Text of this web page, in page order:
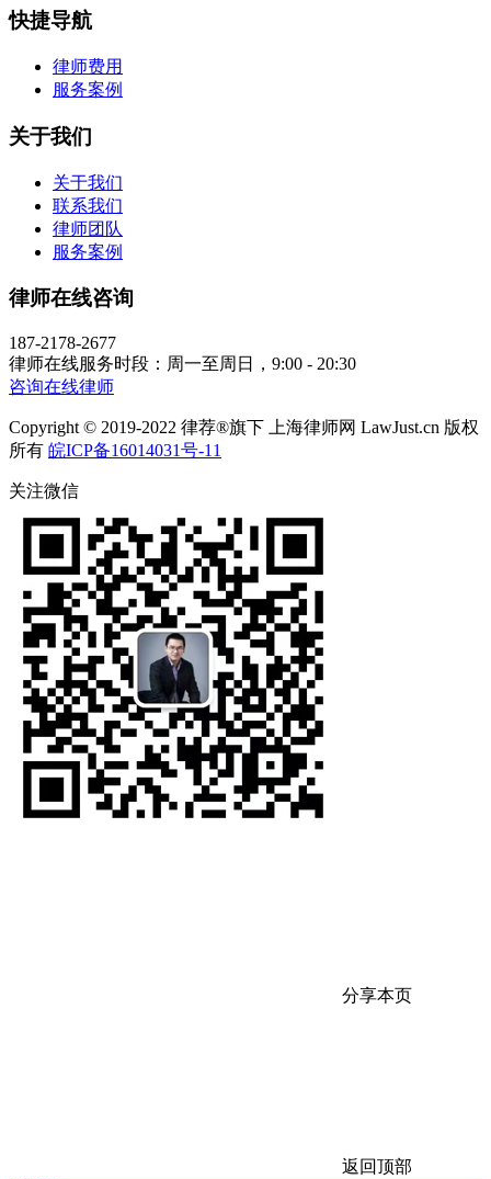
快捷导航
律师费用
服务案例
关于我们
关于我们
联系我们
律师团队
服务案例
律师在线咨询
187-2178-2677
律师在线服务时段：周一至周日，9:00 - 20:30
咨询在线律师
Copyright © 2019-2022 律荐®旗下 上海律师网 LawJust.cn 版权
所有 皖ICP备16014031号-11
关注微信
分享本页
返回顶部